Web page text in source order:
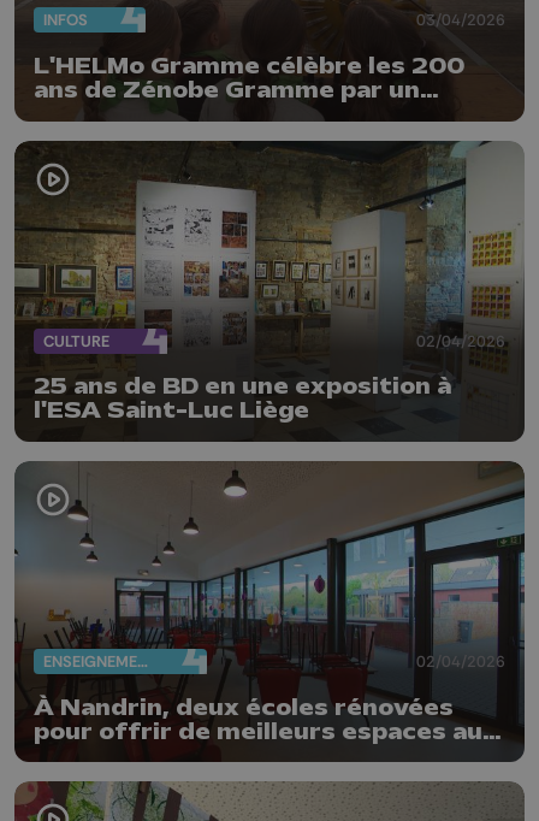
INFOS 03/04/2026
L'HELMo Gramme célèbre les 200
ans de Zénobe Gramme par un
"Dynamo Day"
CULTURE 02/04/2026
25 ans de BD en une exposition à
l'ESA Saint-Luc Liège
ENSEIGNEMENT 02/04/2026
À Nandrin, deux écoles rénovées
pour offrir de meilleurs espaces aux
élèves